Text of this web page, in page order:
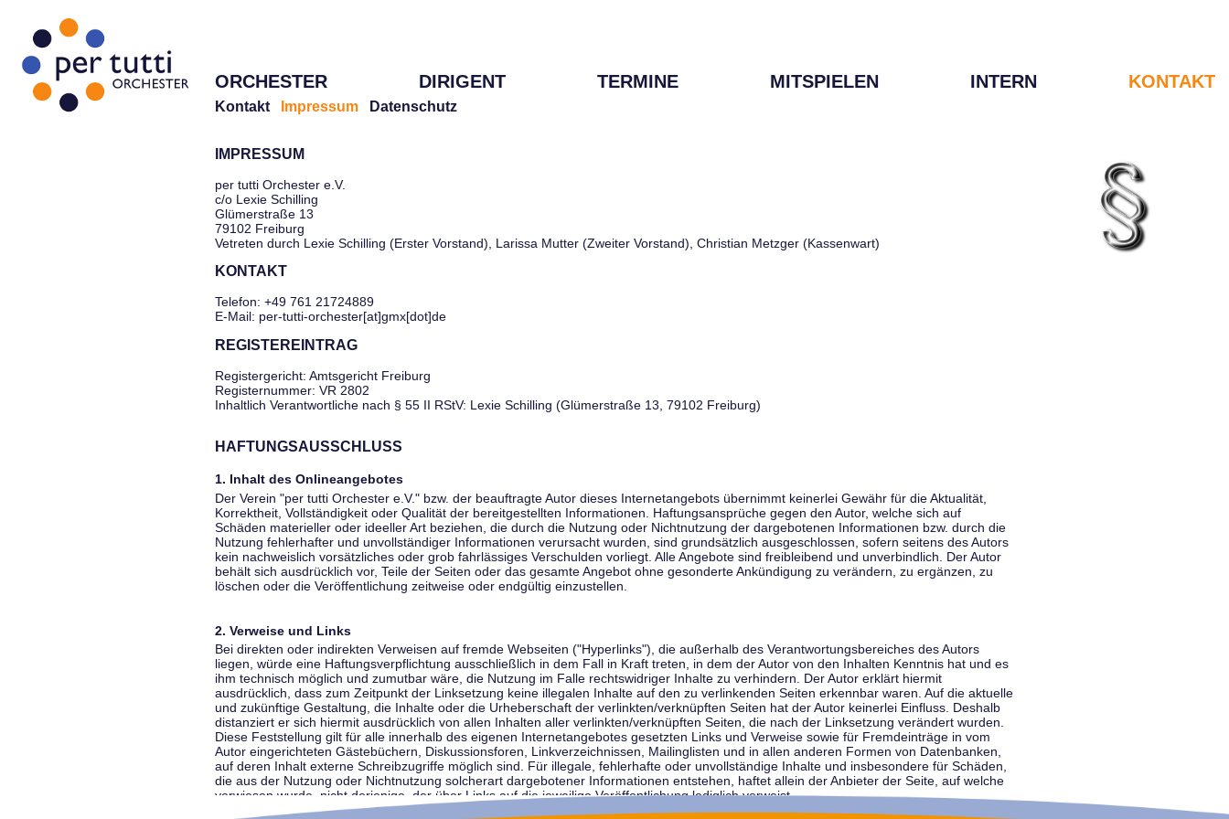
ORCHESTER DIRIGENT TERMINE MITSPIELEN INTERN KONTAKT
Kontakt Impressum Datenschutz
IMPRESSUM
per tutti Orchester e.V.
c/o Lexie Schilling
Glümerstraße 13
79102 Freiburg
Vetreten durch Lexie Schilling (Erster Vorstand), Larissa Mutter (Zweiter Vorstand), Christian Metzger (Kassenwart)
KONTAKT
Telefon: +49 761 21724889
E-Mail: per-tutti-orchester[at]gmx[dot]de
REGISTEREINTRAG
Registergericht: Amtsgericht Freiburg
Registernummer: VR 2802
Inhaltlich Verantwortliche nach § 55 II RStV: Lexie Schilling (Glümerstraße 13, 79102 Freiburg)
HAFTUNGSAUSSCHLUSS
1. Inhalt des Onlineangebotes
Der Verein "per tutti Orchester e.V." bzw. der beauftragte Autor dieses Internetangebots übernimmt keinerlei Gewähr für die Aktualität,
Korrektheit, Vollständigkeit oder Qualität der bereitgestellten Informationen. Haftungsansprüche gegen den Autor, welche sich auf
Schäden materieller oder ideeller Art beziehen, die durch die Nutzung oder Nichtnutzung der dargebotenen Informationen bzw. durch die
Nutzung fehlerhafter und unvollständiger Informationen verursacht wurden, sind grundsätzlich ausgeschlossen, sofern seitens des Autors
kein nachweislich vorsätzliches oder grob fahrlässiges Verschulden vorliegt. Alle Angebote sind freibleibend und unverbindlich. Der Autor
behält sich ausdrücklich vor, Teile der Seiten oder das gesamte Angebot ohne gesonderte Ankündigung zu verändern, zu ergänzen, zu
löschen oder die Veröffentlichung zeitweise oder endgültig einzustellen.
2. Verweise und Links
Bei direkten oder indirekten Verweisen auf fremde Webseiten ("Hyperlinks"), die außerhalb des Verantwortungsbereiches des Autors
liegen, würde eine Haftungsverpflichtung ausschließlich in dem Fall in Kraft treten, in dem der Autor von den Inhalten Kenntnis hat und es
ihm technisch möglich und zumutbar wäre, die Nutzung im Falle rechtswidriger Inhalte zu verhindern. Der Autor erklärt hiermit
ausdrücklich, dass zum Zeitpunkt der Linksetzung keine illegalen Inhalte auf den zu verlinkenden Seiten erkennbar waren. Auf die aktuelle
und zukünftige Gestaltung, die Inhalte oder die Urheberschaft der verlinkten/verknüpften Seiten hat der Autor keinerlei Einfluss. Deshalb
distanziert er sich hiermit ausdrücklich von allen Inhalten aller verlinkten/verknüpften Seiten, die nach der Linksetzung verändert wurden.
Diese Feststellung gilt für alle innerhalb des eigenen Internetangebotes gesetzten Links und Verweise sowie für Fremdeinträge in vom
Autor eingerichteten Gästebüchern, Diskussionsforen, Linkverzeichnissen, Mailinglisten und in allen anderen Formen von Datenbanken,
auf deren Inhalt externe Schreibzugriffe möglich sind. Für illegale, fehlerhafte oder unvollständige Inhalte und insbesondere für Schäden,
die aus der Nutzung oder Nichtnutzung solcherart dargebotener Informationen entstehen, haftet allein der Anbieter der Seite, auf welche
verwiesen wurde, nicht derjenige, der über Links auf die jeweilige Veröffentlichung lediglich verweist.